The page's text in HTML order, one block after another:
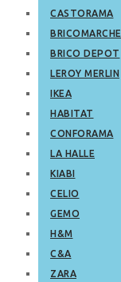
CASTORAMA
BRICOMARCHE
BRICO DEPOT
LEROY MERLIN
IKEA
HABITAT
CONFORAMA
LA HALLE
KIABI
CELIO
GEMO
H&M
C&A
ZARA